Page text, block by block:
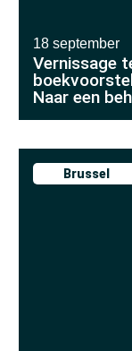
18 september
Vernissage
Naar een
Brussel